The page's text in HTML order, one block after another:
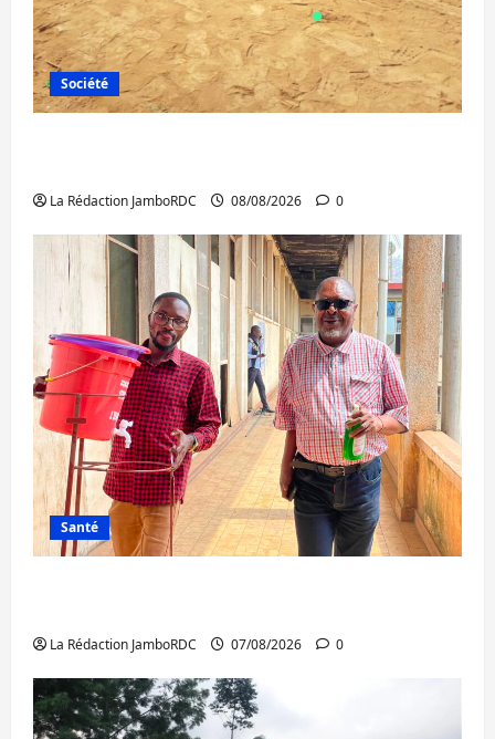
Société
La Rédaction JamboRDC 08/08/2026 0
Santé
La Rédaction JamboRDC 07/08/2026 0